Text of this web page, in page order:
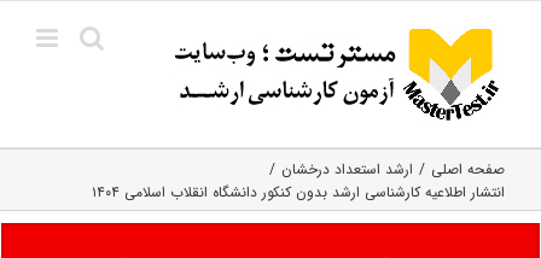
content
صفحه اصلی
ارشد استعداد درخشان
انتشار اطلاعیه کارشناسی ارشد بدون کنکور دانشگاه انقلاب اسلامی ۱۴۰۴